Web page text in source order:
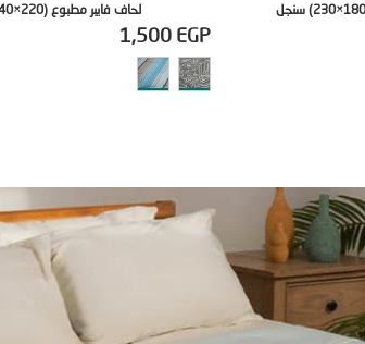
لحاف فايبر مطبوع (220×240) دبل
1,500 EGP